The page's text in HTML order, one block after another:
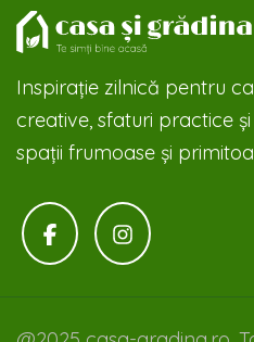
Inspirație zilnică pentru
creative, sfaturi practice
spații frumoase și